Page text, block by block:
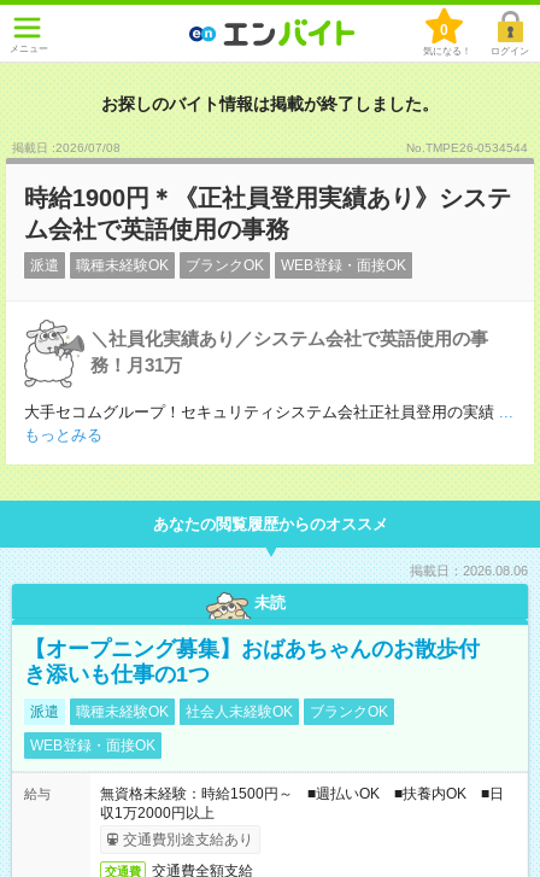
メニュー
0
気になる！ ログイン
お探しのバイト情報は掲載が終了しました。
掲載日 :2026/07/08 No.TMPE26-0534544
時給1900円＊《正社員登用実績あり》システ
ム会社で英語使用の事務
派遣 職種未経験OK ブランクOK WEB登録・面接OK
＼社員化実績あり／システム会社で英語使用の事
務！月31万
大手セコムグループ！セキュリティシステム会社正社員登用の実績 ...
もっとみる
あなたの閲覧履歴からのオススメ
掲載日：2026.08.06
未読
【オープニング募集】おばあちゃんのお散歩付
き添いも仕事の1つ
派遣 職種未経験OK 社会人未経験OK
ブランクOK
WEB登録・面接OK
給与
無資格未経験：時給1500円～ ■週払いOK ■扶養内OK ■日
収1万2000円以上
交通費別途支給あり
交通費 交通費全額支給